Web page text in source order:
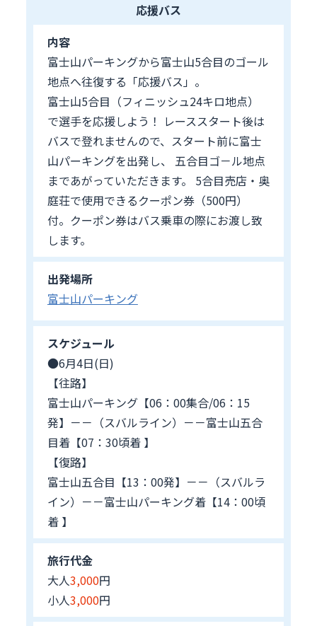
応援バス
内容
富士山パーキングから富士山5合目のゴール
地点へ往復する「応援バス」。
富士山5合目（フィニッシュ24キロ地点）
で選手を応援しよう！ レーススタート後は
バスで登れませんので、スタート前に富士
山パーキングを出発し、 五合目ゴ－ル地点
まであがっていただきます。 5合目売店・奥
庭荘で使用できるクーポン券（500円）
付。クーポン券はバス乗車の際にお渡し致
します。
出発場所
富士山パーキング
スケジュール
●6月4日(日)
【往路】
富士山パーキング【06：00集合/06：15
発】－－（スバルライン）－－富士山五合
目着【07：30頃着 】
【復路】
富士山五合目【13：00発】－－（スバルラ
イン）－－富士山パーキング着【14：00頃
着 】
旅行代金
大人3,000円
小人3,000円